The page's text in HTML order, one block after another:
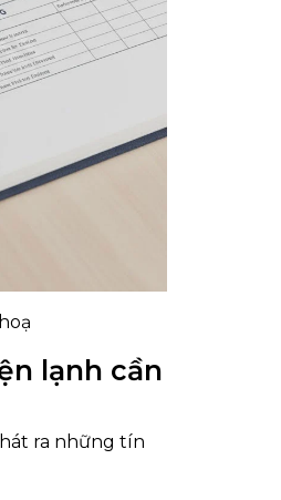
lạnh cần
ra những tín